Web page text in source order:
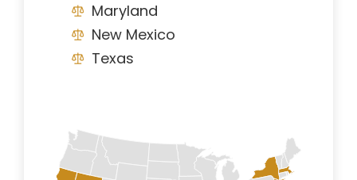
Maryland
New Mexico
Texas